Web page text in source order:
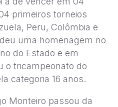
primeiros torneios
Peru, Colômbia e
uma homenagem no
do Estado e em
o tricampeonato do
categoria 16 anos.
Monteiro passou da